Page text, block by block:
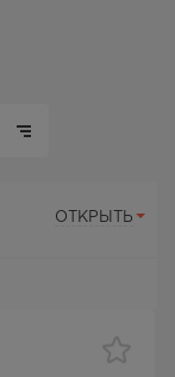
ОТКРЫТЬ